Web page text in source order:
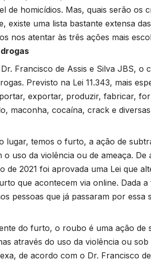
de homicídios. Mas, quais serão os
existe uma lista bastante extensa
nos atentar às três ações mais
Francisco de Assis e Silva JBS, o
Previsto na Lei 11.343, mais
exportar, produzir, fabricar,
maconha, cocaína, crack e
lugar, temos o furto, a ação de
o uso da violência ou de ameaça.
de 2021 foi aprovada uma Lei que
que acontecem via online. Dada
pessoas que já passaram por essa
do furto, o roubo é uma ação de
através do uso da violência ou
de acordo com o Dr. Francisco